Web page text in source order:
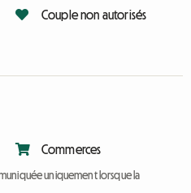
Couple non autorisés
Commerces
uniquement lorsque la